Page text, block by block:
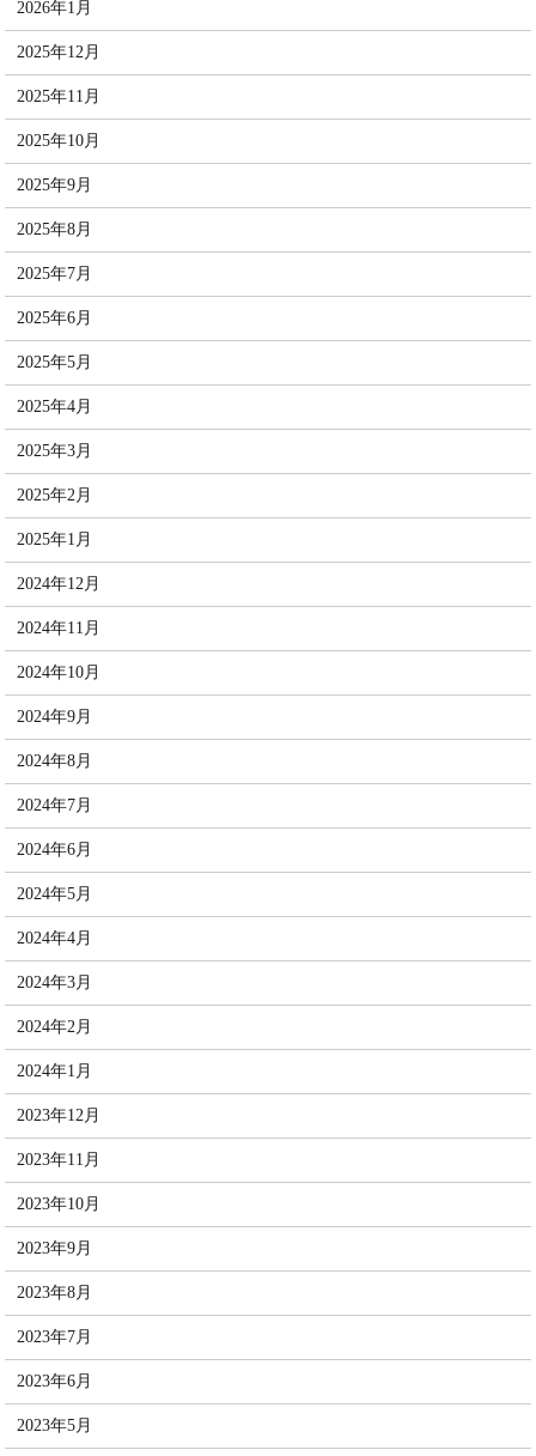
2026年1月
2025年12月
2025年11月
2025年10月
2025年9月
2025年8月
2025年7月
2025年6月
2025年5月
2025年4月
2025年3月
2025年2月
2025年1月
2024年12月
2024年11月
2024年10月
2024年9月
2024年8月
2024年7月
2024年6月
2024年5月
2024年4月
2024年3月
2024年2月
2024年1月
2023年12月
2023年11月
2023年10月
2023年9月
2023年8月
2023年7月
2023年6月
2023年5月